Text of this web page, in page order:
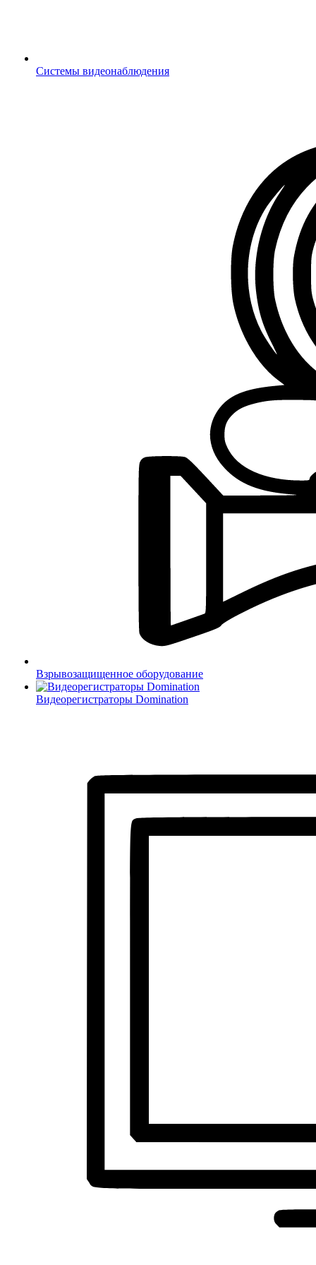
Системы видеонаблюдения
Взрывозащищенное оборудование
Видеорегистраторы Domination